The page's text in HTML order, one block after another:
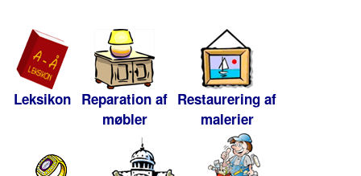
Leksikon Reparation af
møbler
Restaurering af
malerier